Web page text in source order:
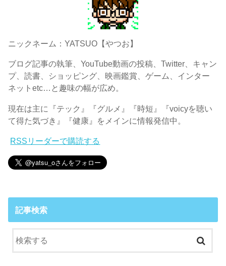
ニックネーム：YATSUO【やつお】
ブログ記事の執筆、YouTube動画の投稿、Twitter、キャン
プ、読書、ショッピング、映画鑑賞、ゲーム、インター
ネットetc…と趣味の幅が広め。
現在は主に『テック』『グルメ』『時短』『voicyを聴い
て得た気づき』『健康』をメインに情報発信中。
RSSリーダーで購読する
記事検索